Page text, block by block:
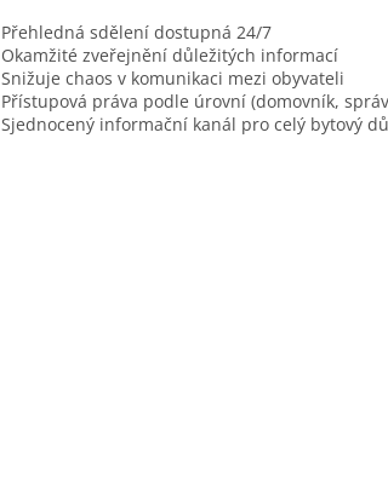
Přehledná sdělení dostupná 24/7
Okamžité zveřejnění důležitých informací
Snižuje chaos v komunikaci mezi obyvateli
Přístupová práva podle úrovní (domovník,
Sjednocený informační kanál pro celý bytový